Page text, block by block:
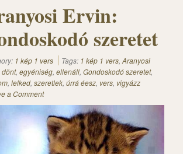
Ervin:
szeretet
1 kép 1 vers Tags: 1 kép 1 vers, Aranyosi
dönt, egyéniség, ellenáll, Gondoskodó szeretet,
, lelked, szeretlek, úrrá éesz, vers, vigyázz
a Comment